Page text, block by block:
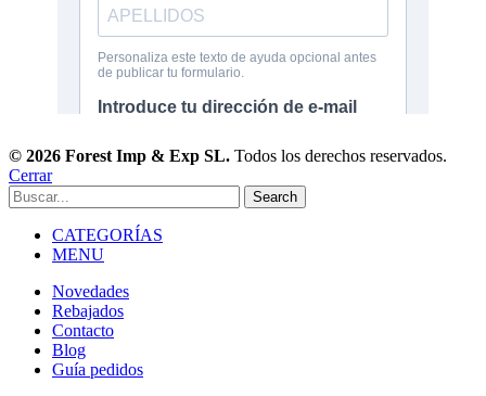
© 2026 Forest Imp & Exp SL. Todos los derechos reservados.
Cerrar
Search
CATEGORÍAS
MENU
Novedades
Rebajados
Contacto
Blog
Guía pedidos